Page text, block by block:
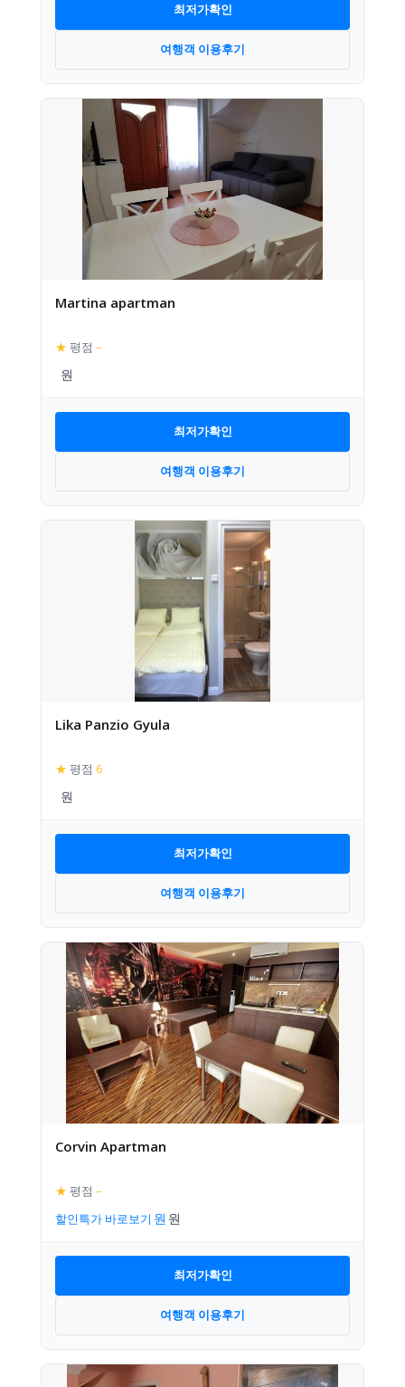
최저가확인
여행객 이용후기
Martina apartman
★ 평점 –
최저가확인
여행객 이용후기
Lika Panzio Gyula
★ 평점 6
최저가확인
여행객 이용후기
Corvin Apartman
★ 평점 –
할인특가 바로보기
최저가확인
여행객 이용후기